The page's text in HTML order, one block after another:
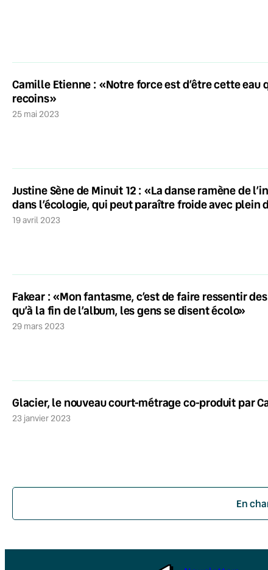
Camille Etienne : «Notre force est d’être cette eau
recoins»
25 mai 2023
Justine Sène de Minuit 12 : «La danse ramène de
dans l’écologie, qui peut paraître froide avec plein
19 avril 2023
Fakear : «Mon fantasme, c’est de faire ressentir
qu’à la fin de l’album, les gens se disent écolo»
29 mars 2023
Glacier, le nouveau court-métrage co-produit par
23 janvier 2023
En